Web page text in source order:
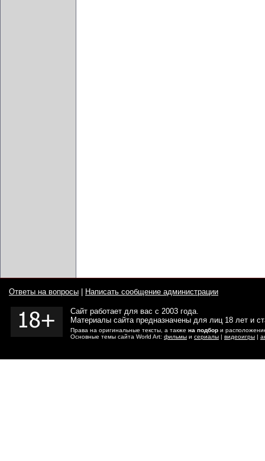
Ответы на вопросы Написать сообщение администрации
Сайт работает для вас с 2003 года.
Материалы сайта предназначены для лиц 18 лет и
Права на оригинальные тексты, а также на подбор и
Основные темы сайта World Art: фильмы и сериалы | видеоигры |